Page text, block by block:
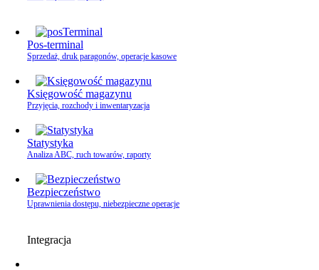
Pos-terminal
Sprzedaż, druk paragonów, operacje kasowe
Księgowość magazynu
Przyjęcia, rozchody i inwentaryzacja
Statystyka
Analiza ABC, ruch towarów, raporty
Bezpieczeństwo
Uprawnienia dostępu, niebezpieczne operacje
Integracja